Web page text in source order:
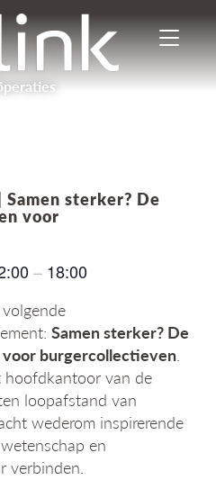
I
n
-
n
a
g
sterker? De
voor
– 18:00
Samen sterker? De
burgercollectieven.
van de
loopafstand van
wederom inspirerende
en
verbinden.